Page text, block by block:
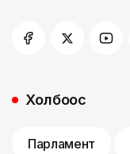
Холбоос
Парламент